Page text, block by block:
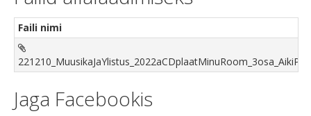
Faili nimi
Jaga Facebookis